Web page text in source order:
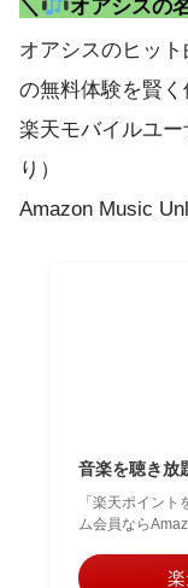
＼
オアシスの
オアシスのヒッ
の無料体験を賢く
楽天モバイルユー
り）
Amazon Music
音楽を聴き放
「楽天ポイン
ム会員なら